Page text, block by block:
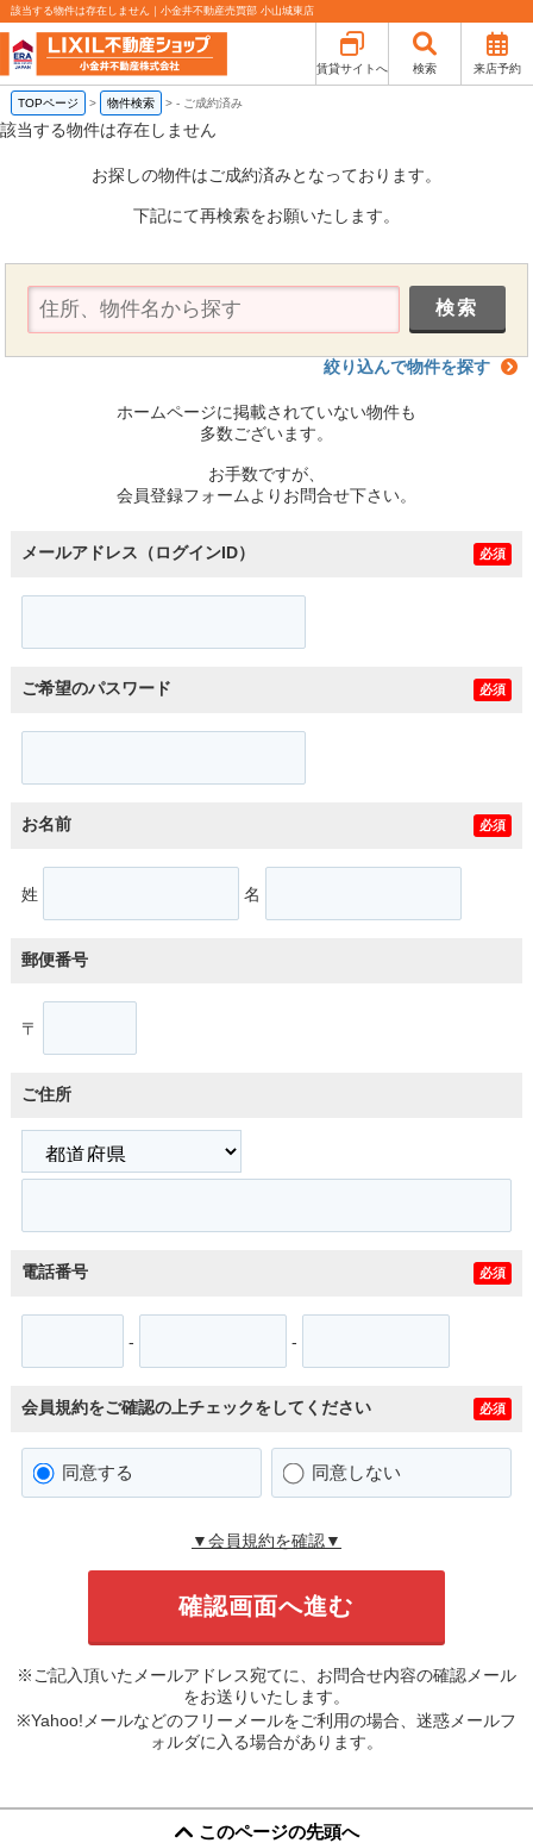
該当する物件は存在しません｜小金井不動産売買部 小山城東店
賃貸サイトへ 検索 来店予約
TOPページ > 物件検索 >- ご成約済み
該当する物件は存在しません
お探しの物件はご成約済みとなっております。
下記にて再検索をお願いたします。
絞り込んで物件を探す
ホームページに掲載されていない物件も
多数ございます。
お手数ですが、
会員登録フォームよりお問合せ下さい。
メールアドレス（ログインID） 必須
ご希望のパスワード 必須
お名前 必須
姓 名
郵便番号
〒
ご住所
電話番号 必須
- -
会員規約をご確認の上チェックをしてください 必須
同意する 同意しない
▼会員規約を確認▼
※ご記入頂いたメールアドレス宛てに、お問合せ内容の確認メール
をお送りいたします。
※Yahoo!メールなどのフリーメールをご利用の場合、迷惑メールフ
ォルダに入る場合があります。
このページの先頭へ